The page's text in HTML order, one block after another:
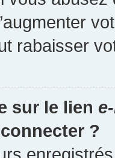
rabaisser
sur le lien
?